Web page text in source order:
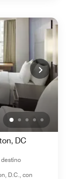
DC
D.C., con